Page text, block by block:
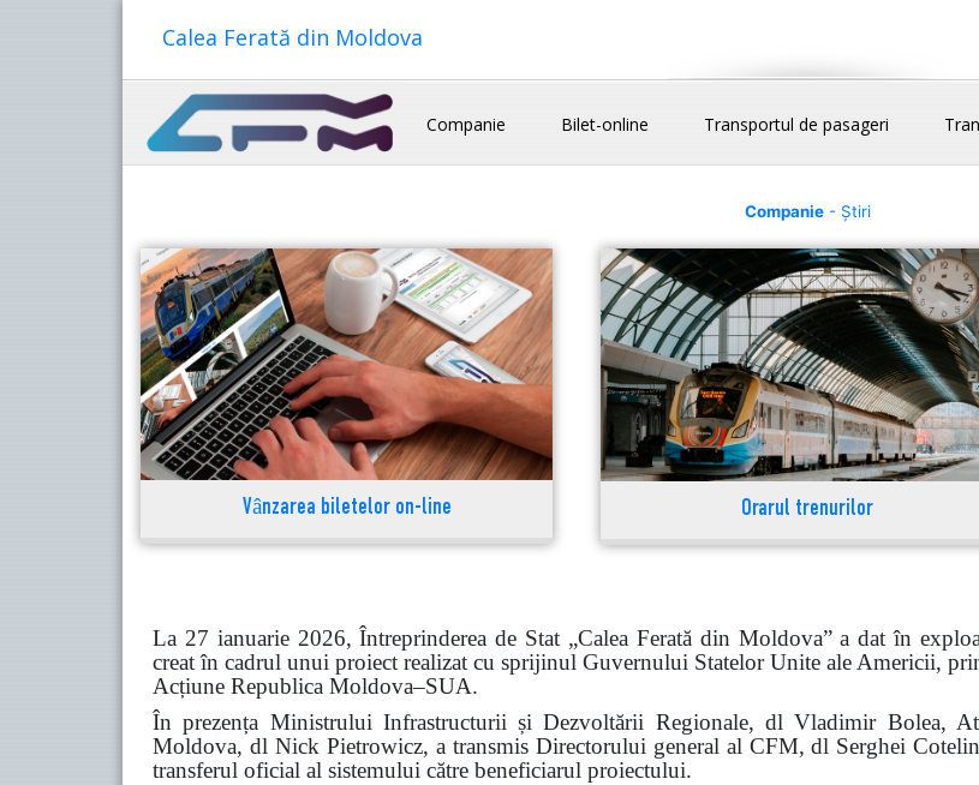
Calea Ferată din Moldova
Companie Bilet-online Transportul de pasageri
Companie- Știri
Vânzarea biletelor on-line Orarul trenurilor
La 27 ianuarie 2026, Întreprinderea de Stat „Calea Ferată din Moldova” a dat în
creat în cadrul unui proiect realizat cu sprijinul Guvernului Statelor Unite ale Americii,
Acțiune Republica Moldova–SUA.
În prezența Ministrului Infrastructurii și Dezvoltării Regionale, dl Vladimir Bolea,
Moldova, dl Nick Pietrowicz, a transmis Directorului general al CFM, dl Serghei
transferul oficial al sistemului către beneficiarul proiectului.